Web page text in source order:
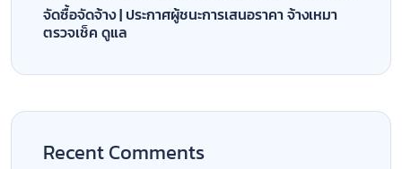
จัดซื้อจัดจ้าง | ประกาศผู้ชนะการเสนอราคา จ้างเหมา
ตรวจเช็ค ดูแล
Recent Comments